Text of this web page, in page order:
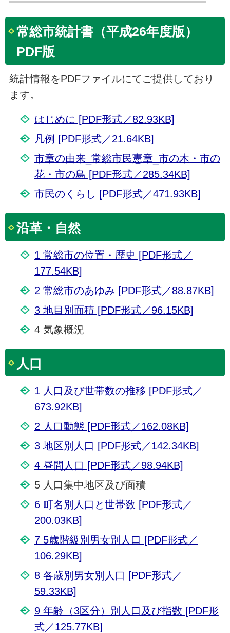
常総市統計書（平成26年度版）
PDF版
統計情報をPDFファイルにてご提供しており
ます。
はじめに [PDF形式／82.93KB]
凡例 [PDF形式／21.64KB]
市章の由来_常総市民憲章_市の木・市の
花・市の鳥 [PDF形式／285.34KB]
市民のくらし [PDF形式／471.93KB]
沿革・自然
1 常総市の位置・歴史 [PDF形式／
177.54KB]
2 常総市のあゆみ [PDF形式／88.87KB]
3 地目別面積 [PDF形式／96.15KB]
4 気象概況
人口
1 人口及び世帯数の推移 [PDF形式／
673.92KB]
2 人口動態 [PDF形式／162.08KB]
3 地区別人口 [PDF形式／142.34KB]
4 昼間人口 [PDF形式／98.94KB]
5 人口集中地区及び面積
6 町名別人口と世帯数 [PDF形式／
200.03KB]
7 5歳階級別男女別人口 [PDF形式／
106.29KB]
8 各歳別男女別人口 [PDF形式／
59.33KB]
9 年齢（3区分）別人口及び指数 [PDF形
式／125.77KB]